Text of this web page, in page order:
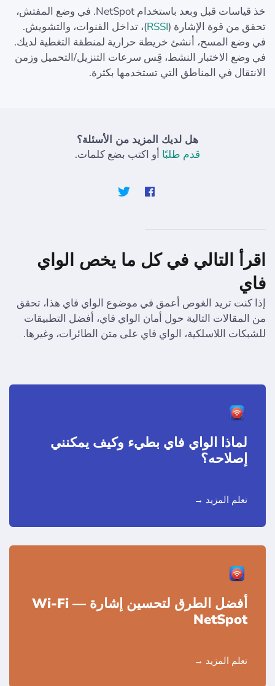
خذ قياسات قبل وبعد باستخدام NetSpot. في وضع المفتش،
تحقق من قوة الإشارة (RSSI)، تداخل القنوات، والتشويش.
في وضع المسح، أنشئ خريطة حرارية لمنطقة التغطية لديك.
في وضع الاختبار النشط، قِس سرعات التنزيل/التحميل وزمن
الانتقال في المناطق التي تستخدمها بكثرة.
هل لديك المزيد من الأسئلة؟
قدم طلبًا أو اكتب بضع كلمات.
اقرأ التالي في كل ما يخص الواي
فاي
إذا كنت تريد الغوص أعمق في موضوع الواي فاي هذا، تحقق
من المقالات التالية حول أمان الواي فاي، أفضل التطبيقات
للشبكات اللاسلكية، الواي فاي على متن الطائرات، وغيرها.
لماذا الواي فاي بطيء وكيف يمكنني
إصلاحه؟
تعلم المزيد
أفضل الطرق لتحسين إشارة Wi-Fi —
NetSpot
تعلم المزيد